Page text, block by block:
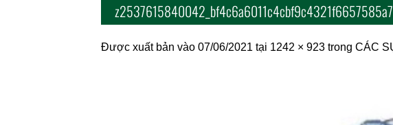
Được xuất bản vào 07/06/2021 tại 1242 × 923 trong CÁC